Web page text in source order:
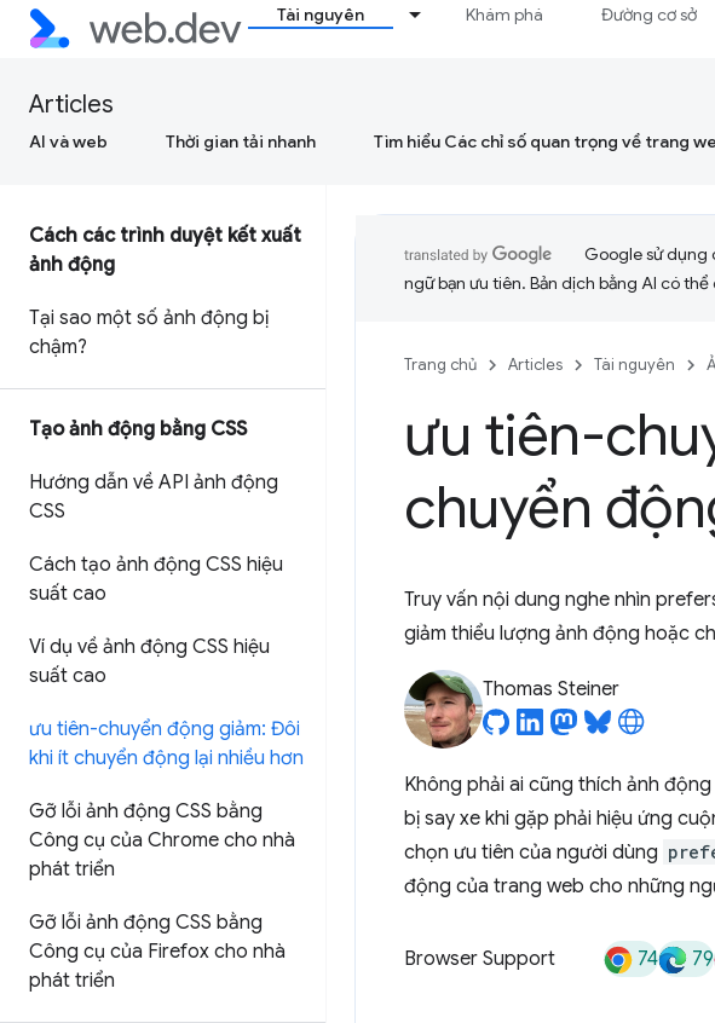
Tài nguyên Khám phá Đường cơ sở
Articles
AI và web Thời gian tải nhanh Tìm hiểu Các chỉ số quan trọng về trang
Cách các trình duyệt kết xuất
ảnh động
Tại sao một số ảnh động bị
chậm?
Tạo ảnh động bằng CSS
Hướng dẫn về API ảnh động
CSS
Cách tạo ảnh động CSS hiệu
suất cao
Ví dụ về ảnh động CSS hiệu
suất cao
ưu tiên-chuyển động giảm: Đôi
khi ít chuyển động lại nhiều hơn
Gỡ lỗi ảnh động CSS bằng
Công cụ của Chrome cho nhà
phát triển
Gỡ lỗi ảnh động CSS bằng
Công cụ của Firefox cho nhà
phát triển
Google sử dụng
ngữ bạn ưu tiên. Bản dịch bằng AI có thể
Trang chủ Articles Tài nguyên
ưu tiên-
chuyển
Truy vấn nội dung nghe nhìn
giảm thiểu lượng ảnh động hoặc
Thomas Steiner
Không phải ai cũng thích ảnh
bị say xe khi gặp phải hiệu ứng
chọn ưu tiên của người dùng
động của trang web cho những
Browser Support 74 79